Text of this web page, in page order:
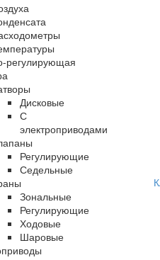
регулирующая
Дисковые
С
электроприводами
Регулирующие
Седельные
Зональные
Регулирующие
Ходовые
Шаровые